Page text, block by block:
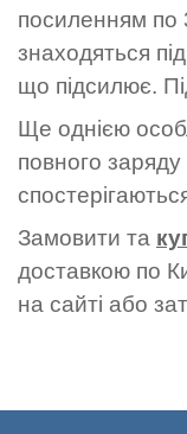
посиленням по
знаходяться
що підсилює.
Ще однією
повного
Замовити та
доставкою по
на сайті або